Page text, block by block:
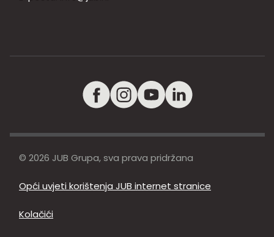
© 2026 JUB Grupa, sva prava pridržana
Opći uvjeti korištenja JUB internet stranice
Kolačići